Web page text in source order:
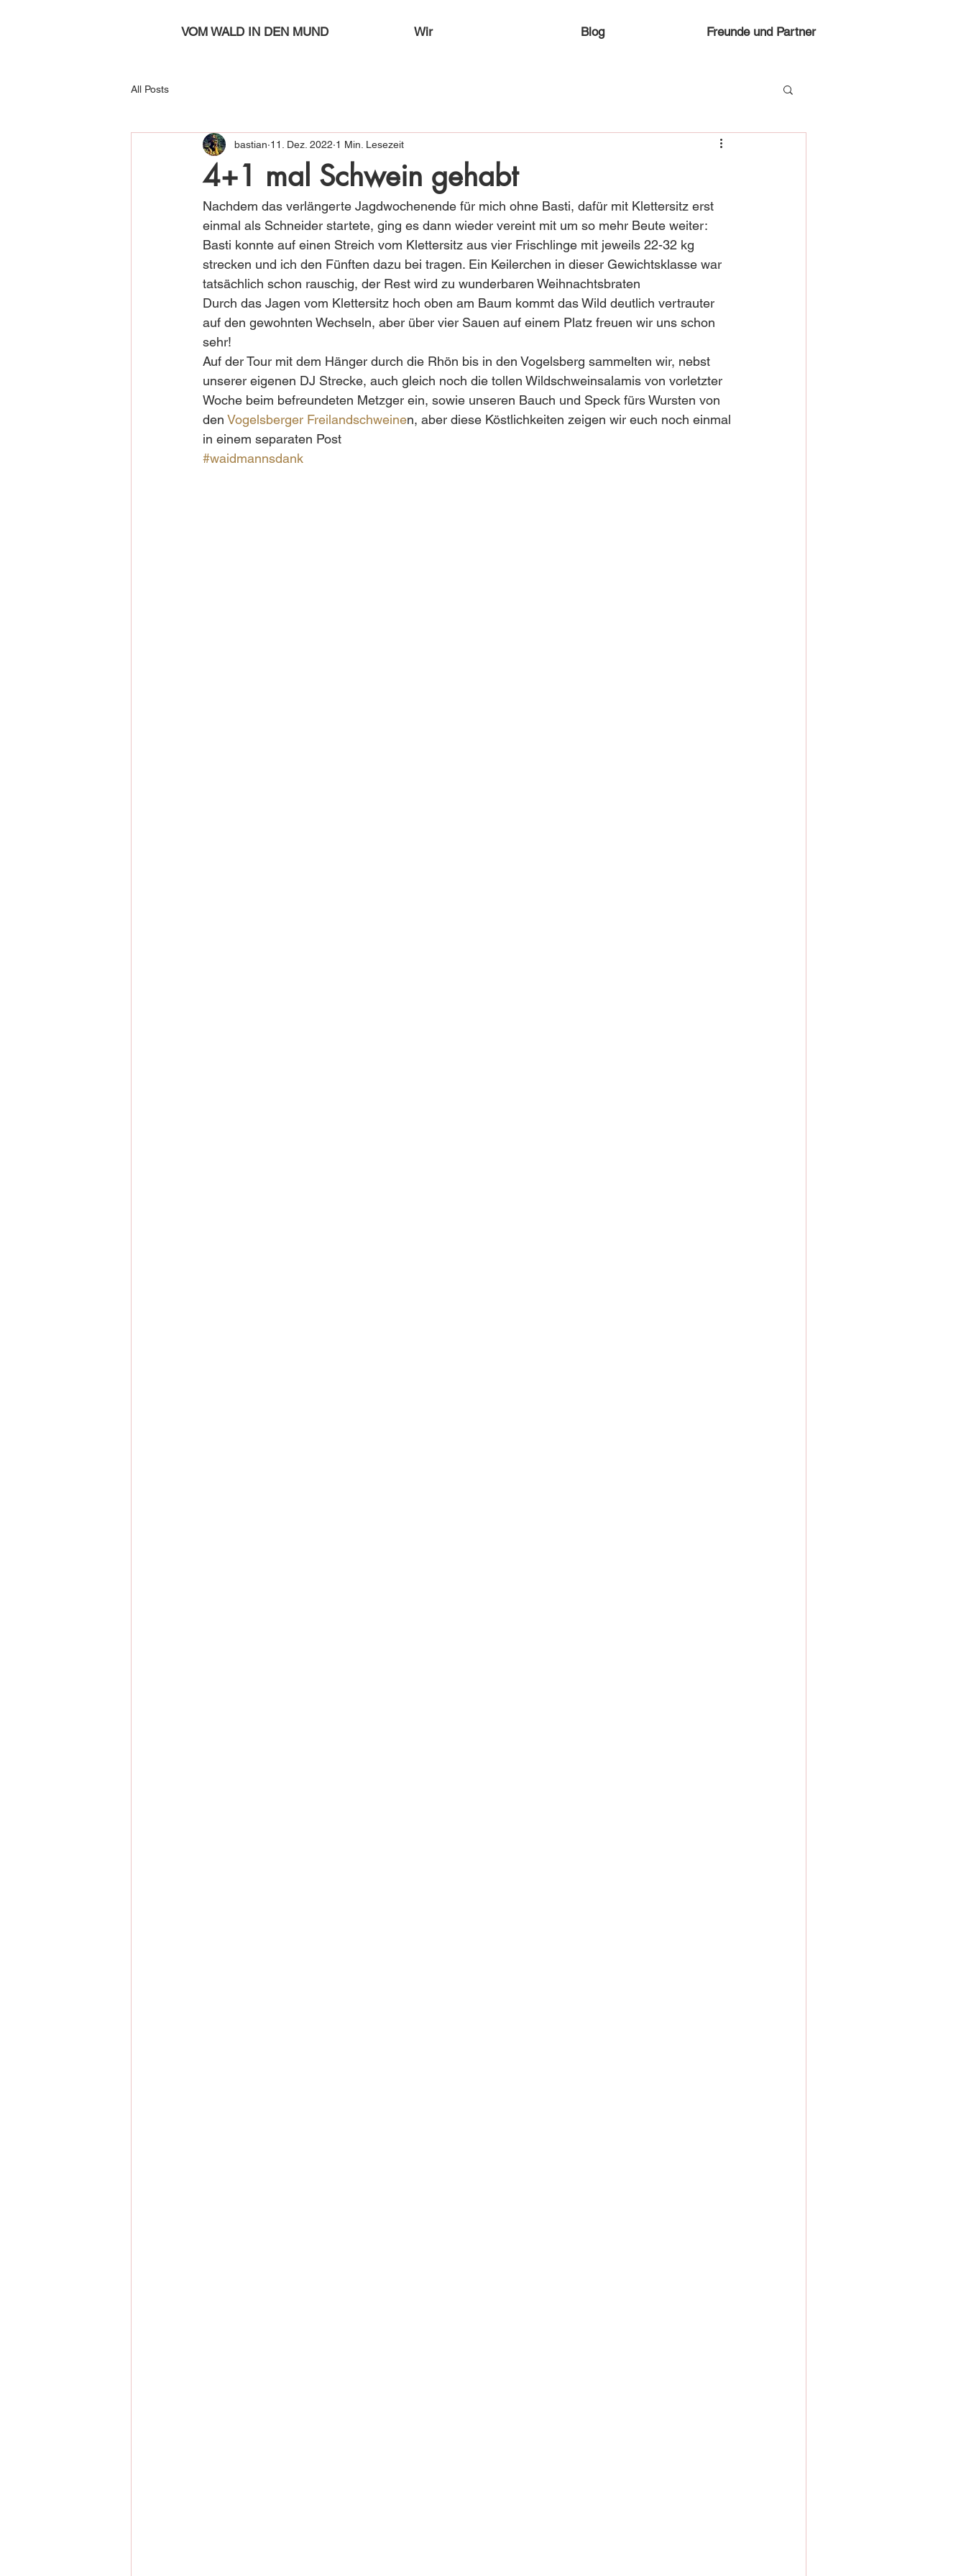
VOM WALD IN DEN MUND Wir Blog Freunde und Partner
All Posts
4+1 mal Schwein gehabt
bastian 11. Dez. 2022 1 Min. Lesezeit
Nachdem das verlängerte Jagdwochenende für mich ohne Basti, dafür mit Klettersitz erst
einmal als Schneider startete, ging es dann wieder vereint mit um so mehr Beute weiter:
Basti konnte auf einen Streich vom Klettersitz aus vier Frischlinge mit jeweils 22-32 kg
strecken und ich den Fünften dazu bei tragen. Ein Keilerchen in dieser Gewichtsklasse war
tatsächlich schon rauschig, der Rest wird zu wunderbaren Weihnachtsbraten
Durch das Jagen vom Klettersitz hoch oben am Baum kommt das Wild deutlich vertrauter
auf den gewohnten Wechseln, aber über vier Sauen auf einem Platz freuen wir uns schon
sehr!
Auf der Tour mit dem Hänger durch die Rhön bis in den Vogelsberg sammelten wir, nebst
unserer eigenen DJ Strecke, auch gleich noch die tollen Wildschweinsalamis von vorletzter
Woche beim befreundeten Metzger ein, sowie unseren Bauch und Speck fürs Wursten von
den Vogelsberger Freilandschweinen, aber diese Köstlichkeiten zeigen wir euch noch einmal
in einem separaten Post
#waidmannsdank